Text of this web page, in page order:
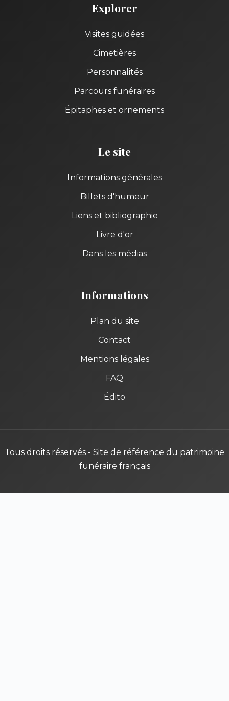
Explorer
Visites guidées
Cimetières
Personnalités
Parcours funéraires
Épitaphes et ornements
Le site
Informations générales
Billets d'humeur
Liens et bibliographie
Livre d'or
Dans les médias
Informations
Plan du site
Contact
Mentions légales
FAQ
Édito
Tous droits réservés - Site de référence du patrimoine
funéraire français